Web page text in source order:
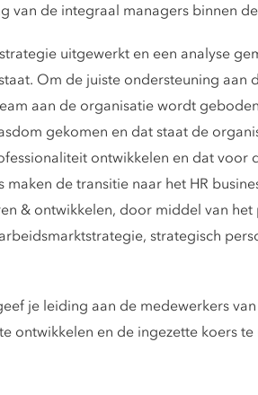
van de integraal managers binnen
uitgewerkt en een analyse
Om de juiste ondersteuning
aan de organisatie wordt
gekomen en dat staat de
ontwikkelen en dat
maken de transitie naar het HR
& ontwikkelen, door middel van
strategisch
je leiding aan de medewerkers
ontwikkelen en de ingezette koers